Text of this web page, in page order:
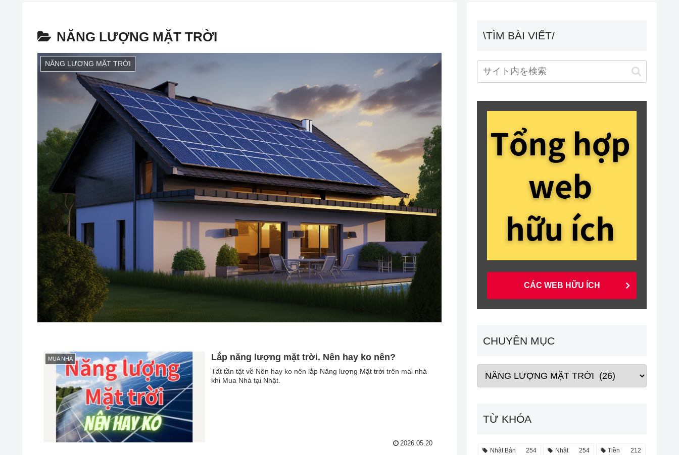
NĂNG LƯỢNG MẶT TRỜI
NĂNG LƯỢNG MẶT TRỜI
MUA NHÀ Lắp năng lượng mặt trời. Nên hay ko nên?
Tất tần tật về Nên hay ko nên lắp Năng lượng Mặt trời trên mái nhà
khi Mua Nhà tại Nhật.
2026.05.20
\TÌM BÀI VIẾT/
CÁC WEB HỮU ÍCH
CHUYÊN MỤC
TỪ KHÓA
Nhật Bản 254 Nhật 254 Tiền 212